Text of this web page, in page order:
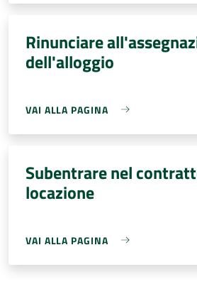
Rinunciare
dell'alloggio
VAI ALLA PAGINA
Subentrare nel
locazione
VAI ALLA PAGINA